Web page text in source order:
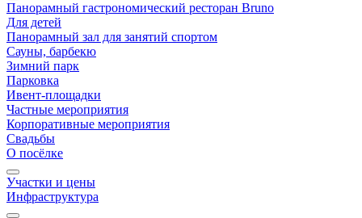
Панорамный гастрономический ресторан Bruno
Для детей
Панорамный зал для занятий спортом
Сауны, барбекю
Зимний парк
Парковка
Ивент-площадки
Частные мероприятия
Корпоративные мероприятия
Свадьбы
О посёлке
Участки и цены
Инфраструктура